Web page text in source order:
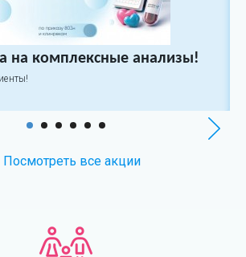
на комплексные анализы!
Посмотреть все акции